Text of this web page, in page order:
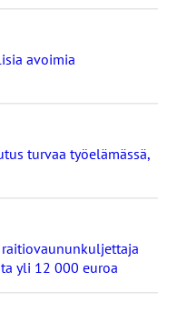
avoimia
turvaa työelämässä,
yli 12 000 euroa